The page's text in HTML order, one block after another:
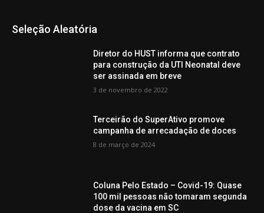
Seleção Aleatória
Diretor do HUST informa que contrato
para construção da UTI Neonatal deve
ser assinada em breve
3 de novembro de 2022
Terceirão do SuperAtivo promove
campanha de arrecadação de doces
8 de março de 2024
Coluna Pelo Estado – Covid-19: Quase
100 mil pessoas não tomaram segunda
dose da vacina em SC